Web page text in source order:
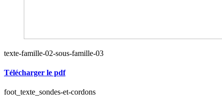
texte-famille-02-sous-famille-03
Télécharger le pdf
foot_texte_sondes-et-cordons